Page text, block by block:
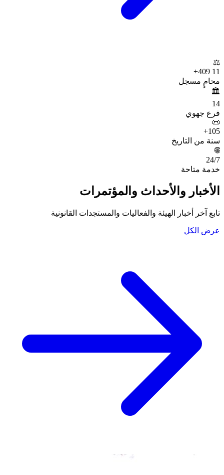
⚖️
11 409
+
محامٍ مسجل
🏛️
14
فرع جهوي
📜
105
+
سنة من التاريخ
🌐
24/7
خدمة متاحة
الأخبار والأحداث والمؤتمرات
تابع آخر أخبار الهيئة والفعاليات والمستجدات القانونية
عرض الكل